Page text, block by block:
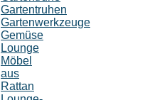
Gartentruhen
Gartenwerkzeuge
Gemüse
Lounge
Möbel
aus
Rattan